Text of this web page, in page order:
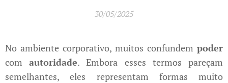
30/05/2025
No ambiente corporativo, muitos confundem poder
comautoridade. Embora esses termos pareçam
semelhantes, eles representam formas muito